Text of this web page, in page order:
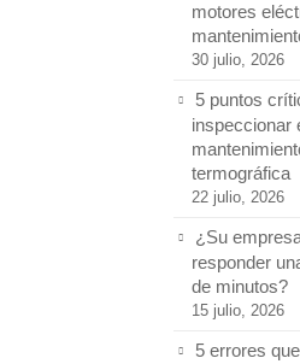
motores
30 julio, 2026
5 puntos
inspeccionar
termográfica
22 julio, 2026
¿Su
responder
de minutos?
15 julio, 2026
5 errores